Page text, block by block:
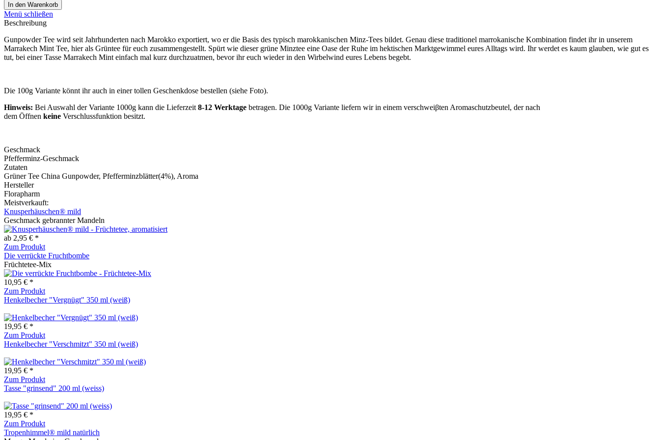
In den Warenkorb
Menü schließen
Beschreibung
Gunpowder Tee wird seit Jahrhunderten nach Marokko exportiert, wo er die Basis des typisch marokkanischen Minz-Tees bildet. Genau diese traditionel marrokanische Kombination findet ihr in unserem
Marrakech Mint Tee, hier als Grüntee für euch zusammengestellt. Spürt wie dieser grüne Minztee eine Oase der Ruhe im hektischen Marktgewimmel eures Alltags wird. Ihr werdet es kaum glauben, wie gut es
tut, bei einer Tasse Marrakech Mint einfach mal kurz durchzuatmen, bevor ihr euch wieder in den Wirbelwind eures Lebens begebt.
Die 100g Variante könnt ihr auch in einer tollen Geschenkdose bestellen (siehe Foto).
Hinweis: Bei Auswahl der Variante 1000g kann die Lieferzeit 8-12 Werktage betragen. Die 1000g Variante liefern wir in einem verschweiβten Aromaschutzbeutel, der nach
dem Öffnen keine Verschlussfunktion besitzt.
Geschmack
Pfefferminz-Geschmack
Zutaten
Grüner Tee China Gunpowder, Pfefferminzblätter(4%), Aroma
Hersteller
Florapharm
Meistverkauft:
Knusperhäuschen® mild
Geschmack gebrannter Mandeln
ab 2,95 € *
Zum Produkt
Die verrückte Fruchtbombe
Früchtetee-Mix
10,95 € *
Zum Produkt
Henkelbecher "Vergnügt" 350 ml (weiß)
19,95 € *
Zum Produkt
Henkelbecher "Verschmitzt" 350 ml (weiß)
19,95 € *
Zum Produkt
Tasse "grinsend" 200 ml (weiss)
19,95 € *
Zum Produkt
Tropenhimmel® mild natürlich